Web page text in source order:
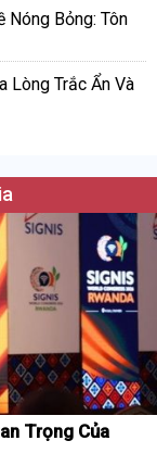
Bỏng: Tôn
Lòng Trắc Ẩn Và
Trọng Của